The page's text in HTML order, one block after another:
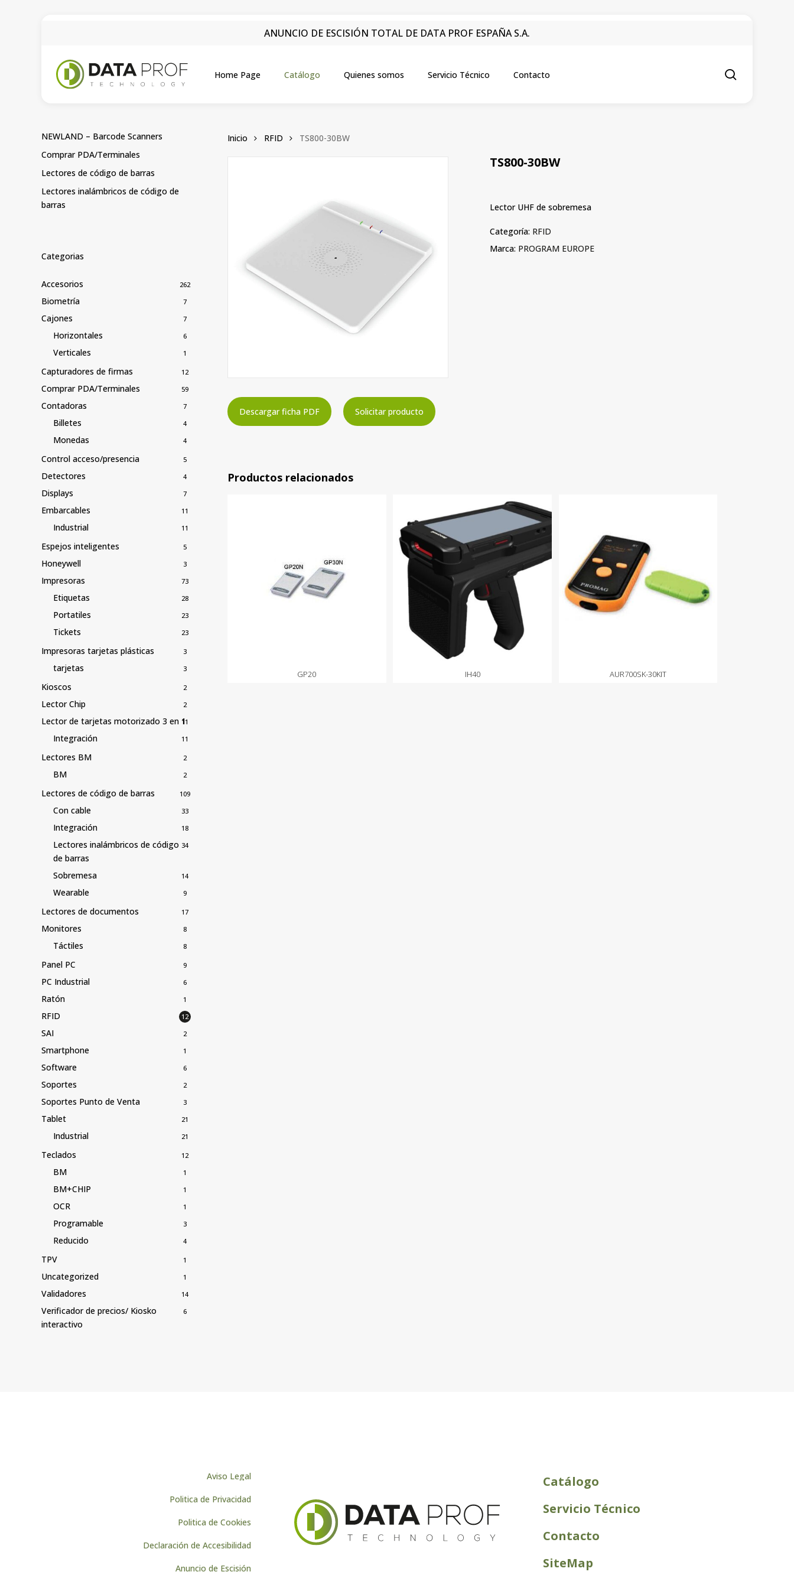
ANUNCIO DE ESCISIÓN TOTAL DE DATA PROF ESPAÑA S.A.
Home Page Catálogo Quienes somos Servicio Técnico Contacto
NEWLAND – Barcode Scanners
Comprar PDA/Terminales
Lectores de código de barras
Lectores inalámbricos de código de
barras
Categorias
Accesorios 262
Biometría 7
Cajones 7
Horizontales 6
Verticales 1
Capturadores de firmas 12
Comprar PDA/Terminales 59
Contadoras 7
Billetes 4
Monedas 4
Control acceso/presencia 5
Detectores 4
Displays 7
Embarcables 11
Industrial 11
Espejos inteligentes 5
Honeywell 3
Impresoras 73
Etiquetas 28
Portatiles 23
Tickets 23
Impresoras tarjetas plásticas 3
tarjetas 3
Kioscos 2
Lector Chip 2
Lector de tarjetas motorizado 3 en 1
11
Integración 11
Lectores BM 2
BM 2
Lectores de código de barras 109
Con cable 33
Integración 18
Lectores inalámbricos de código
de barras
34
Sobremesa 14
Wearable 9
Lectores de documentos 17
Monitores 8
Táctiles 8
Panel PC 9
PC Industrial 6
Ratón 1
RFID 12
SAI 2
Smartphone 1
Software 6
Soportes 2
Soportes Punto de Venta 3
Tablet 21
Industrial 21
Teclados 12
BM 1
BM+CHIP 1
OCR 1
Programable 3
Reducido 4
TPV 1
Uncategorized 1
Validadores 14
Verificador de precios/ Kiosko
interactivo
6
Inicio RFID TS800-30BW
TS800-30BW
Lector UHF de sobremesa
Categoría: RFID
Marca: PROGRAM EUROPE
Descargar ficha PDF Solicitar producto
Productos relacionados
GP20 IH40 AUR700SK-30KIT
Aviso Legal
Politica de Privacidad
Politica de Cookies
Declaración de Accesibilidad
Anuncio de Escisión
Catálogo
Servicio Técnico
Contacto
SiteMap